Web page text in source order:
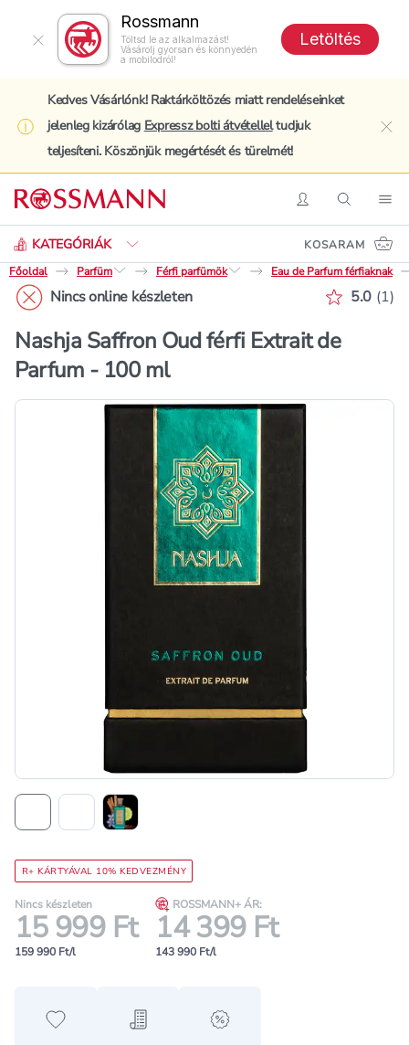
Rossmann
Töltsd le az alkalmazást!
Vásárolj gyorsan és könnyedén
a mobilodról!
Letöltés
Kedves Vásárlónk! Raktárköltözés miatt rendeléseinket
jelenleg kizárólag Expressz bolti átvételleltudjuk
teljesíteni. Köszönjük megértését és türelmét!
BelépésKeresés
KATEGÓRIÁK
Keresés
KOSARAM
Főoldal
Parfüm Férfi parfümök Eau de Parfum férfiaknak
Nincs online készleten 5.0 (1)
Nashja Saffron Oud férfi Extrait de
Parfum - 100 ml
R+ KÁRTYÁVAL 10% KEDVEZMÉNY
Nincs készleten
15 999 Ft
159 990 Ft/l
ROSSMANN+ ÁR:
14 399 Ft
143 990 Ft/l
Hozzáadás a kedvencekhez
Hozzáadás a bevásárló listához
alert when on sale